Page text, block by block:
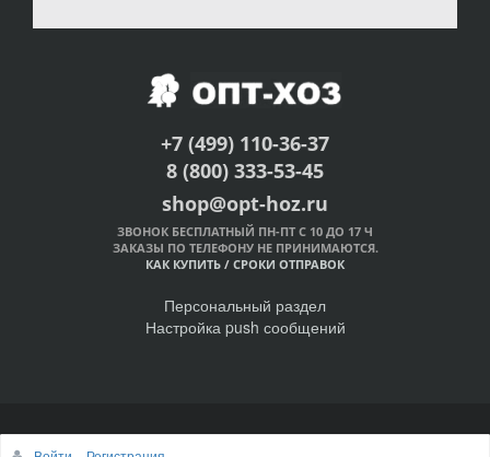
+7 (499) 110-36-37
8 (800) 333-53-45
shop@opt-hoz.ru
ЗВОНОК БЕСПЛАТНЫЙ ПН-ПТ С 10 ДО 17 Ч
ЗАКАЗЫ ПО ТЕЛЕФОНУ НЕ ПРИНИМАЮТСЯ.
КАК КУПИТЬ / СРОКИ ОТПРАВОК
Персональный раздел
Настройка push сообщений
© Интернет-магазин ОПТ-ХОЗ, 2011-2026